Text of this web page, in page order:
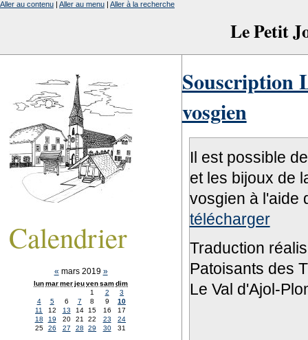
Le Petit
Aller au contenu | Aller au menu | Aller à la recherche
Souscription
vosgien
Il est possible
et les bijoux de
vosgien à l'aide
télécharger
Traduction
Patoisants des
Le Val d'Ajol-
Calendrier
« mars 2019 »
lunmarmerjeuvensamdim
1
2
3
4
5 6 7 8 9
10
11
12 13 14 15 16
17
18
19 20 21 22 23
24
25
26 27 28 29 30 31